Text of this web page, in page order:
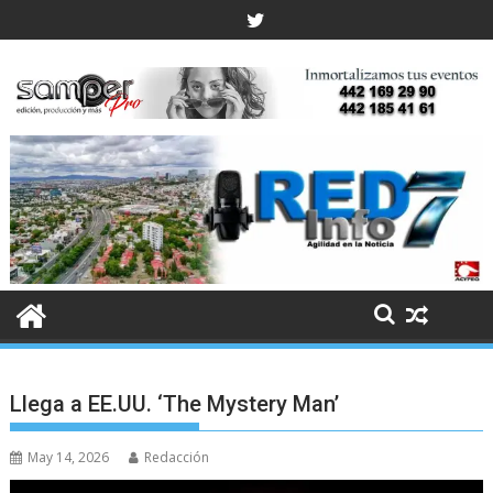
to
Llega a EE.UU. ‘The Mystery Man’
May 14, 2026 Redacción